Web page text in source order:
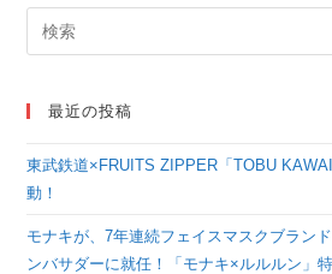
キャン
最近の投稿
東武鉄道×FRUITS ZIPPER「TOBU
動！
モナキが、7年連続フェイスマスクブラン
ンバサダーに就任！「モナキ×ルルルン」